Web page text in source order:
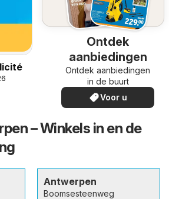
Ontdek
aanbiedingen
Ontdek aanbiedingen
in de buurt
Voor u
– Winkels in en de
Antwerpen
Boomsesteenweg